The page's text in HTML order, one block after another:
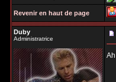
Revenir en haut de page
Duby
Administratrice